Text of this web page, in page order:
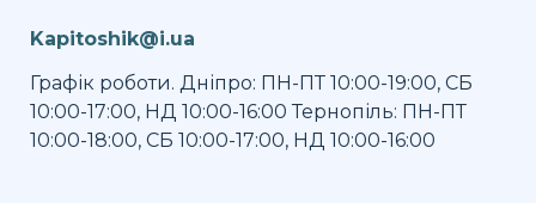
Kapitoshik@i.ua
Графік роботи. Дніпро: ПН-ПТ 10:00-19:00, СБ
10:00-17:00, НД 10:00-16:00 Тернопіль: ПН-ПТ
10:00-18:00, СБ 10:00-17:00, НД 10:00-16:00